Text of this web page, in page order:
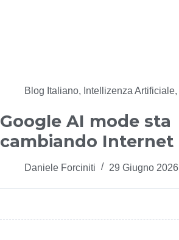
Blog Italiano, Intellizenza Artificiale,
Google AI mode sta
cambiando Internet
Daniele Forciniti 29 Giugno 2026